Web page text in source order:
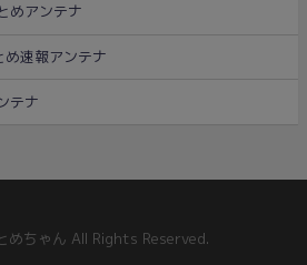
めアンテナ
速報アンテナ
テナ
めちゃん All Rights Reserved.